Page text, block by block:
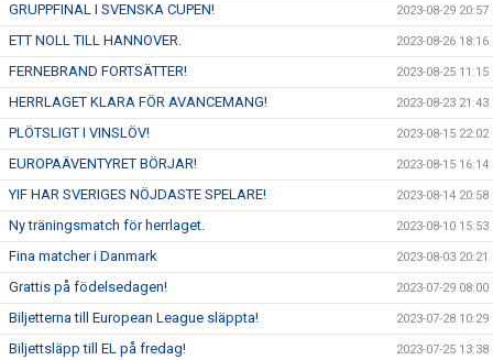
GRUPPFINAL I SVENSKA CUPEN! 2023-08-29 20:57
ETT NOLL TILL HANNOVER. 2023-08-26 18:16
FERNEBRAND FORTSÄTTER! 2023-08-25 11:15
HERRLAGET KLARA FÖR AVANCEMANG! 2023-08-23 21:43
PLÖTSLIGT I VINSLÖV! 2023-08-15 22:02
EUROPAÄVENTYRET BÖRJAR! 2023-08-15 16:14
YIF HAR SVERIGES NÖJDASTE SPELARE! 2023-08-14 20:58
Ny träningsmatch för herrlaget. 2023-08-10 15:53
Fina matcher i Danmark 2023-08-03 20:21
Grattis på födelsedagen! 2023-07-29 08:00
Biljetterna till European League släppta! 2023-07-28 10:29
Biljettsläpp till EL på fredag! 2023-07-25 13:38